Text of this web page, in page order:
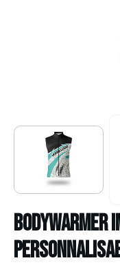
BODYWARMER